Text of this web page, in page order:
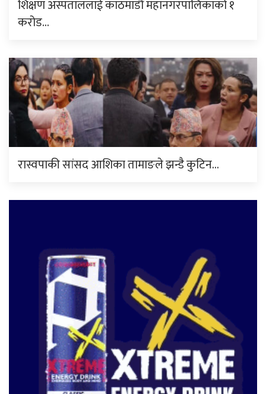
शिक्षण अस्पताललाई काठमाडौँ महानगरपालिकाको १
करोड…
रास्वपाकी सांसद आशिका तामाङले झन्डै कुटिन…